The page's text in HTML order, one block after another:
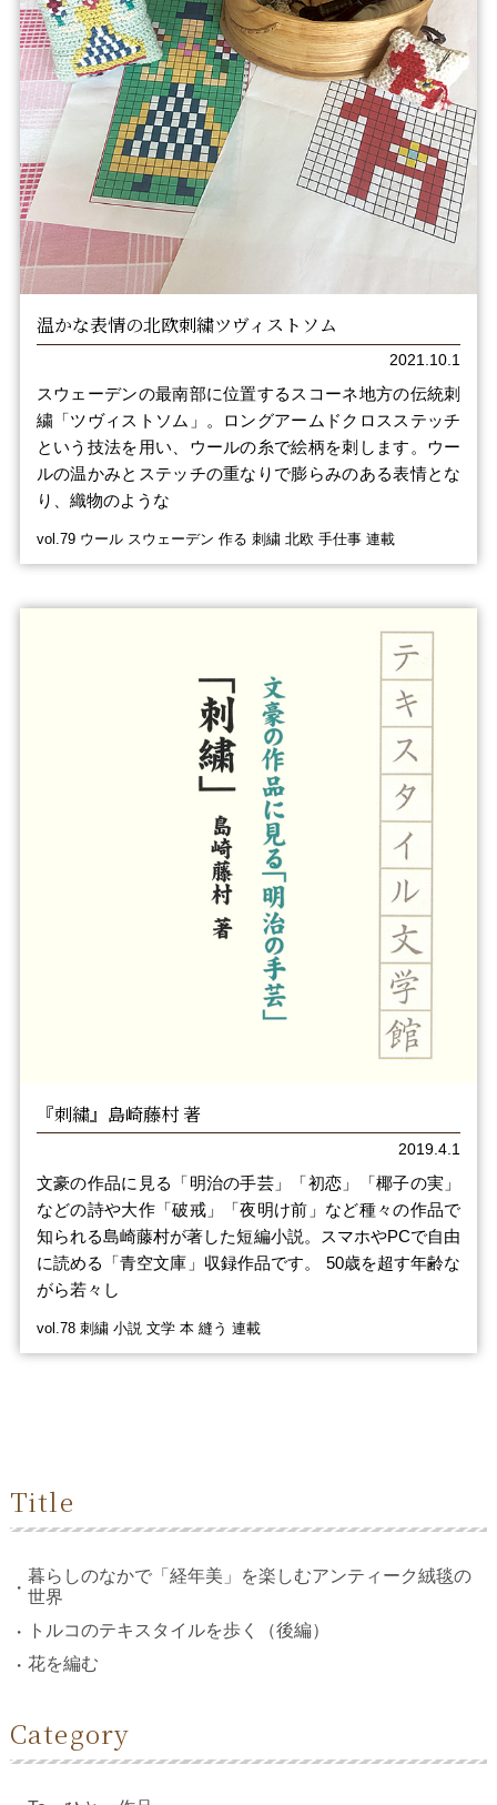
温かな表情の北欧刺繍ツヴィストソム
2021.10.1
スウェーデンの最南部に位置するスコーネ地方の伝統刺
繍「ツヴィストソム」。ロングアームドクロスステッチ
という技法を用い、ウールの糸で絵柄を刺します。ウー
ルの温かみとステッチの重なりで膨らみのある表情とな
り、織物のような
vol.79 ウール スウェーデン 作る 刺繍 北欧 手仕事 連載
『刺繍』島崎藤村 著
2019.4.1
文豪の作品に見る「明治の手芸」「初恋」「椰子の実」
などの詩や大作「破戒」「夜明け前」など種々の作品で
知られる島崎藤村が著した短編小説。スマホやPCで自由
に読める「青空文庫」収録作品です。 50歳を超す年齢な
がら若々し
vol.78 刺繍 小説 文学 本 縫う 連載
Title
暮らしのなかで「経年美」を楽しむアンティーク絨毯の
世界
トルコのテキスタイルを歩く（後編）
花を編む
Category